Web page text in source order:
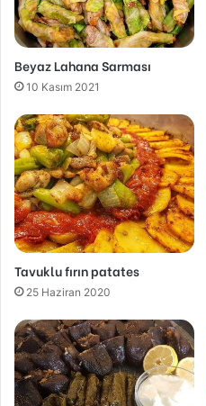
Beyaz Lahana Sarması
10 Kasım 2021
Tavuklu fırın patates
25 Haziran 2020